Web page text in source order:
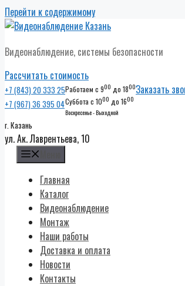
Перейти к содержимому
Видеонаблюдение, системы безопасности
Рассчитать стоимость
+7 (843) 20 333 25
+7 (967) 36 395 04
Работаем с 900 до 1800
Суббота с 1000 до 1600
Воскресенье - Выходной
Заказать
г. Казань
ул. Ак. Лаврентьева, 10
Главная
Каталог
Видеонаблюдение
Монтаж
Наши работы
Доставка и оплата
Новости
Контакты